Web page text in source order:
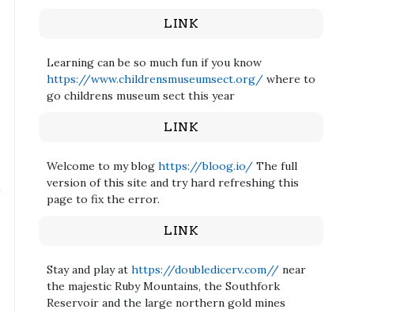
LINK
Learning can be so much fun if you know
https://www.childrensmuseumsect.org/ where to
go childrens museum sect this year
LINK
Welcome to my blog https://bloog.io/ The full
version of this site and try hard refreshing this
page to fix the error.
LINK
Stay and play at https://doubledicerv.com// near
the majestic Ruby Mountains, the Southfork
Reservoir and the large northern gold mines